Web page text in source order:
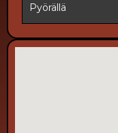
Pyörällä